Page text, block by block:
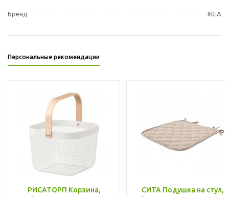
Бренд IKEA
Персональные рекомендации
РИСАТОРП Корзина,
СИТА Подушка на стул,